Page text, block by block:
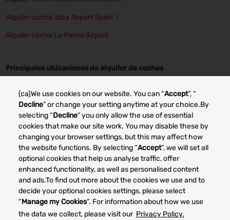
(ca)We use cookies on our website. You can “Accept”, “
Decline” or change your setting anytime at your choice.By
selecting “Decline” you only allow the use of essential
cookies that make our site work. You may disable these by
changing your browser settings, but this may affect how
the website functions. By selecting “Accept”, we will set all
optional cookies that help us analyse traffic, offer
enhanced functionality, as well as personalised content
and ads.To find out more about the cookies we use and to
decide your optional cookies settings, please select
“Manage my Cookies”. For information about how we use
the data we collect, please visit our Privacy Policy.
Alquiler coche Ibiza Airport Spain
Alquiler coche La Palma Airport
Principales ubicaciones de alquiler de coches
Alquiler coche Bilbao Alquiler coche Marbella
Alquiler coche Almería Alquiler coche Oviedo
Alquiler coche Gijón Alquiler coche Murcia
Other car rental markets